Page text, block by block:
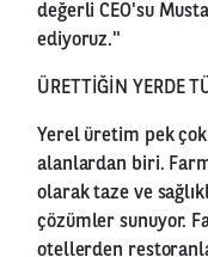
değerli CEO'su
ediyoruz."
ÜRETTİĞİN YERDE
Yerel üretim pek
alanlardan biri.
olarak taze ve
çözümler sunuyor.
otellerden